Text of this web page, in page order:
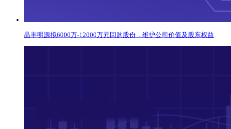
晶丰明源拟6000万-12000万元回购股份，维护公司价值及股东权益